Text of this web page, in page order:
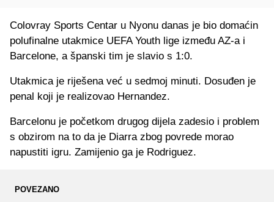
Colovray Sports Centar u Nyonu danas je bio domaćin
polufinalne utakmice UEFA Youth lige između AZ-a i
Barcelone, a španski tim je slavio s 1:0.
Utakmica je riješena već u sedmoj minuti. Dosuđen je
penal koji je realizovao Hernandez.
Barcelonu je početkom drugog dijela zadesio i problem
s obzirom na to da je Diarra zbog povrede morao
napustiti igru. Zamijenio ga je Rodriguez.
POVEZANO